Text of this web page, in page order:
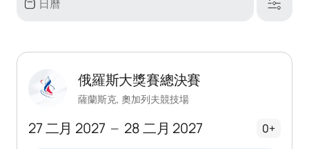
27 二月 2027 — 28 二月 2027
俄羅斯大獎賽總決賽
薩蘭斯克, 奧加列夫競技場
0+